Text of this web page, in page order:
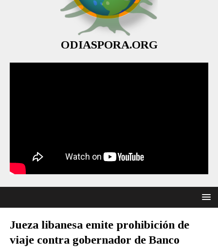
ODIASPORA.ORG
Jueza libanesa emite prohibición de
viaje contra gobernador de Banco